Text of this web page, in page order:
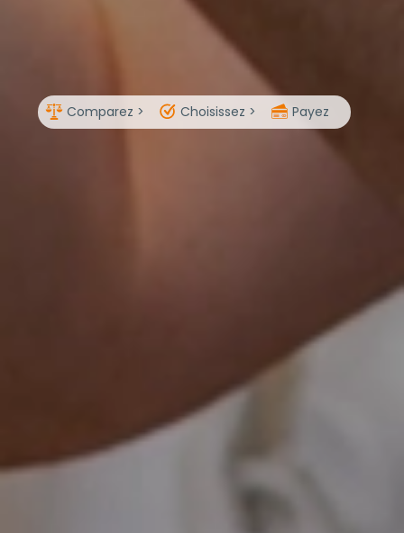
Comparez > Choisissez > Payez